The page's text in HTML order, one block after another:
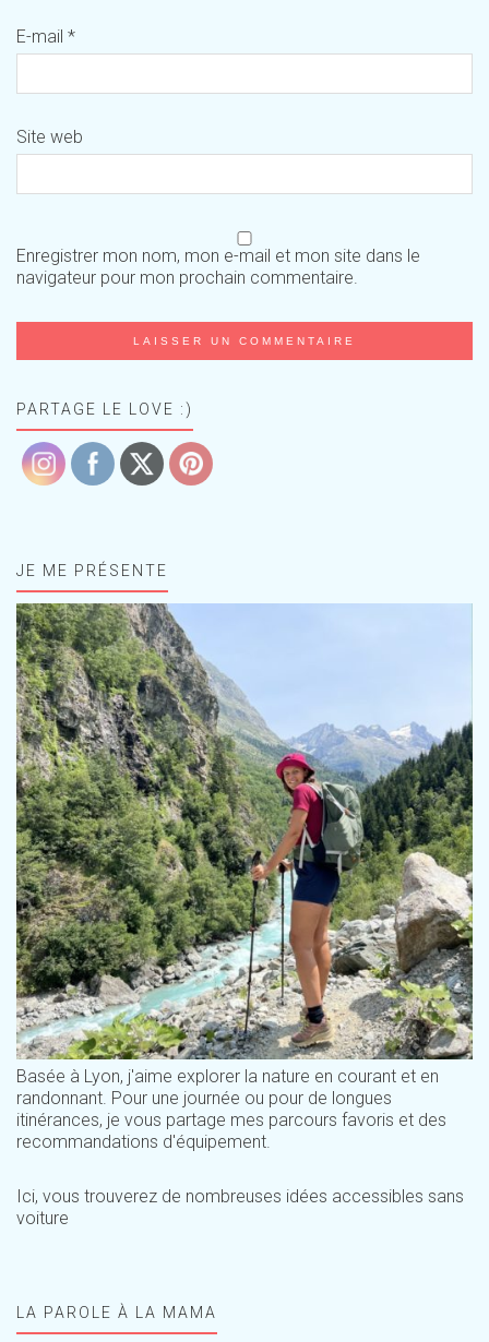
E-mail *
Site web
Enregistrer mon nom, mon e-mail et mon site dans le
navigateur pour mon prochain commentaire.
PARTAGE LE LOVE :)
JE ME PRÉSENTE
Basée à Lyon, j'aime explorer la nature en courant et en
randonnant. Pour une journée ou pour de longues
itinérances, je vous partage mes parcours favoris et des
recommandations d'équipement.
Ici, vous trouverez de nombreuses idées accessibles sans
voiture
LA PAROLE À LA MAMA